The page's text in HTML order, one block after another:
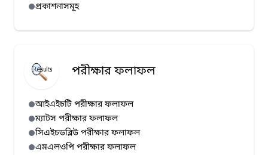
প্রকাশনাসমূহ
পরীক্ষার ফলাফল
আইএইচটি পরীক্ষার ফলাফল
ম্যাটস পরীক্ষার ফলাফল
সিএইচডব্লিউ পরীক্ষার ফলাফল
এমএলওপি পরীক্ষার ফলাফল